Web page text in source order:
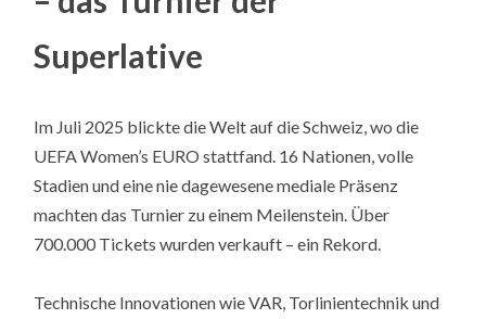
Superlative
Im Juli 2025 blickte die Welt auf die Schweiz, wo die
UEFA Women’s EURO stattfand. 16 Nationen, volle
Stadien und eine nie dagewesene mediale Präsenz
machten das Turnier zu einem Meilenstein. Über
700.000 Tickets wurden verkauft – ein Rekord.
Technische Innovationen wie VAR, Torlinientechnik und